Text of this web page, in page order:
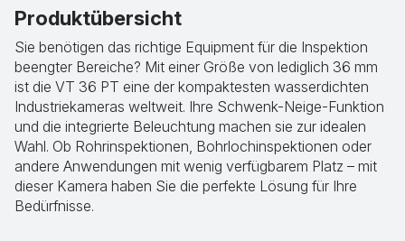
Produktübersicht
Sie benötigen das richtige Equipment für die Inspektion
beengter Bereiche? Mit einer Größe von lediglich 36 mm
ist die VT 36 PT eine der kompaktesten wasserdichten
Industriekameras weltweit. Ihre Schwenk-Neige-Funktion
und die integrierte Beleuchtung machen sie zur idealen
Wahl. Ob Rohrinspektionen, Bohrlochinspektionen oder
andere Anwendungen mit wenig verfügbarem Platz – mit
dieser Kamera haben Sie die perfekte Lösung für Ihre
Bedürfnisse.